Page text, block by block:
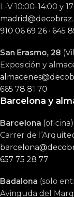
L-V 10:00-14:00 y
910 06 69 26 · 645
San Erasmo, 28
Exposición y
665 78 81 70
Barcelona y
Barcelona (oficina)
Carrer de
657 75 28 77
Badalona (solo
Avinguda del